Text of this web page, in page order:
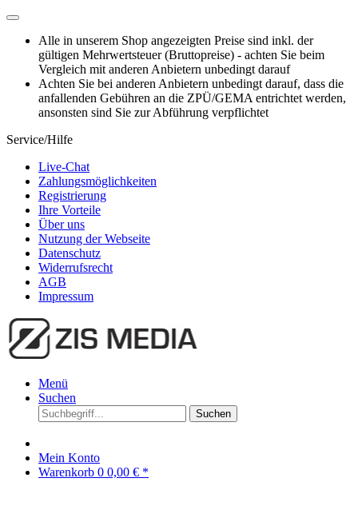
Alle in unserem Shop angezeigten Preise sind inkl. der
gültigen Mehrwertsteuer (Bruttopreise) - achten Sie beim
Vergleich mit anderen Anbietern unbedingt darauf
Achten Sie bei anderen Anbietern unbedingt darauf, dass die
anfallenden Gebühren an die ZPÜ/GEMA entrichtet werden,
ansonsten sind Sie zur Abführung verpflichtet
Service/Hilfe
Live-Chat
Zahlungsmöglichkeiten
Registrierung
Ihre Vorteile
Über uns
Nutzung der Webseite
Datenschutz
Widerrufsrecht
AGB
Impressum
Menü
Suchen
Suchen
Mein Konto
Warenkorb 0 0,00 € *